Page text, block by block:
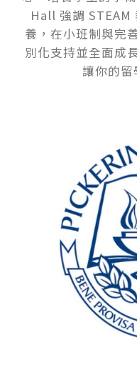
Hall 強調 STEAM
養，在小班制與完
別化支持並全面成
讓你的留